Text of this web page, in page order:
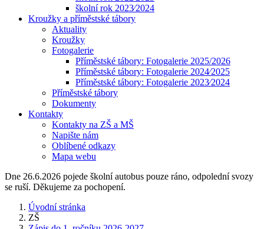
školní rok 2023⁄2024
Kroužky a příměstské tábory
Aktuality
Kroužky
Fotogalerie
Příměstské tábory: Fotogalerie 2025/2026
Příměstské tábory: Fotogalerie 2024⁄2025
Příměstské tábory: Fotogalerie 2023⁄2024
Příměstské tábory
Dokumenty
Kontakty
Kontakty na ZŠ a MŠ
Napište nám
Oblíbené odkazy
Mapa webu
Dne 26.6.2026 pojede školní autobus pouze ráno, odpolední svozy
se ruší. Děkujeme za pochopení.
Úvodní stránka
ZŠ